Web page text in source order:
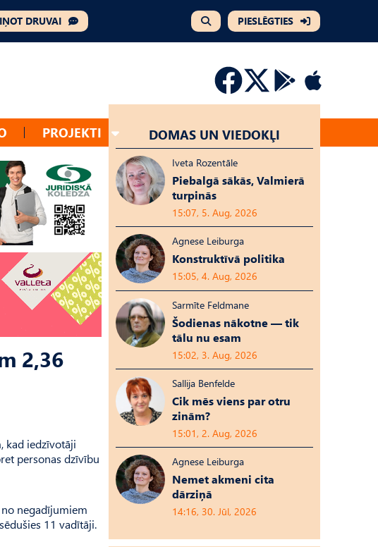
DRUVAI PIESLĒGTIES
PROJEKTI
2,36
kad iedzīvotāji
personas dzīvību
negadījumiem
11 vadītāji.
DOMAS UN VIEDOKĻI
Iveta Rozentāle
Piebalgā sākās, Valmierā
turpinās
15:07, 5. Aug, 2026
Agnese Leiburga
Konstruktīvā politika
15:05, 4. Aug, 2026
Sarmīte Feldmane
Šodienas nākotne — tik
tālu nu esam
15:02, 3. Aug, 2026
Sallija Benfelde
Cik mēs viens par otru
zinām?
15:01, 2. Aug, 2026
Agnese Leiburga
Nemet akmeni cita
dārziņā
14:16, 30. Jūl, 2026